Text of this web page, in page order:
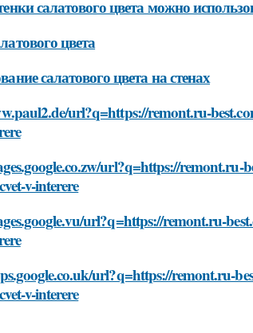
салатового цвета можно
цвета
салатового цвета на стенах
url?q=https://remont.ru-
url?q=https://remont.ru-
v-interere
url?q=https://remont.ru-
url?q=https://remont.ru-
v-interere